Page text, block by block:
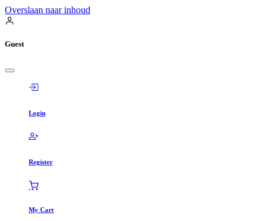
Overslaan naar inhoud
Guest
Login
Register
My Cart